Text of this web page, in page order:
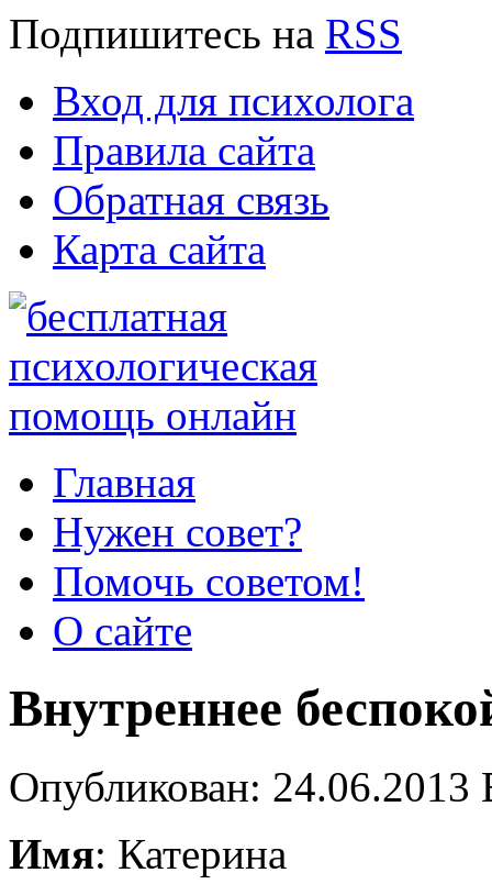
Подпишитесь на RSS
Вход для психолога
Правила сайта
Обратная связь
Карта сайта
Главная
Нужен совет?
Помочь советом!
О сайте
Внутреннее
Опубликован:
Имя: Катерина